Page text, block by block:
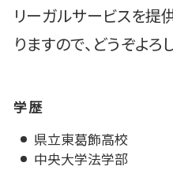
リーガルサービスを提
りますので、どうぞよろ
学歴
県立東葛飾高校
中央大学法学部